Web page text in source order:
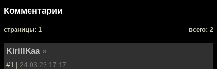
Комментарии
cтраницы: 1 всего: 2
KirillKaa »
#1 | 24.03.23 17:17